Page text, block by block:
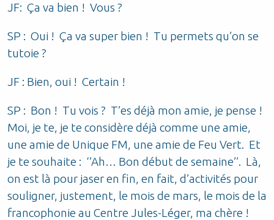
JF: Ça va bien ! Vous ?
SP : Oui ! Ça va super bien ! Tu permets qu’on se
tutoie ?
JF : Bien, oui ! Certain !
SP : Bon ! Tu vois ? T’es déjà mon amie, je pense !
Moi, je te, je te considère déjà comme une amie,
une amie de Unique FM, une amie de Feu Vert. Et
je te souhaite : ‘’Ah… Bon début de semaine’’. Là,
on est là pour jaser en fin, en fait, d’activités pour
souligner, justement, le mois de mars, le mois de la
francophonie au Centre Jules-Léger, ma chère !